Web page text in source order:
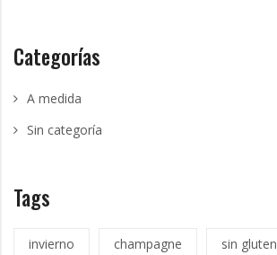
Categorías
A medida
Sin categoría
Tags
invierno champagne sin gluten